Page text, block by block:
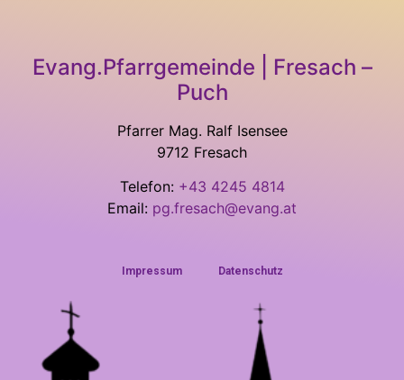
Evang.Pfarrgemeinde | Fresach –
Puch
Pfarrer Mag. Ralf Isensee
9712 Fresach
Telefon: +43 4245 4814
Email: pg.fresach@evang.at
Impressum Datenschutz